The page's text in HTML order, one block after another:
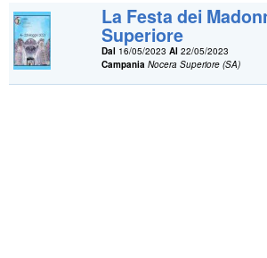
La Festa dei
Superiore
Dal 16/05/2023Al 22/05/2023
Campania Nocera Superiore (SA)